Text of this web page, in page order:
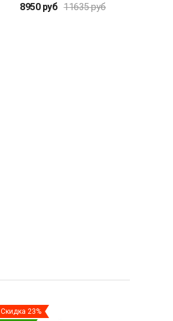
8950 руб 11635 руб
Скидка 23%